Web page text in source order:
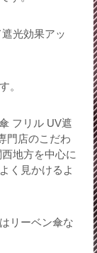
光効果アッ
。
フリル UV遮
門店のこだわ
地方を中心に
く見かけるよ
リーベン傘な